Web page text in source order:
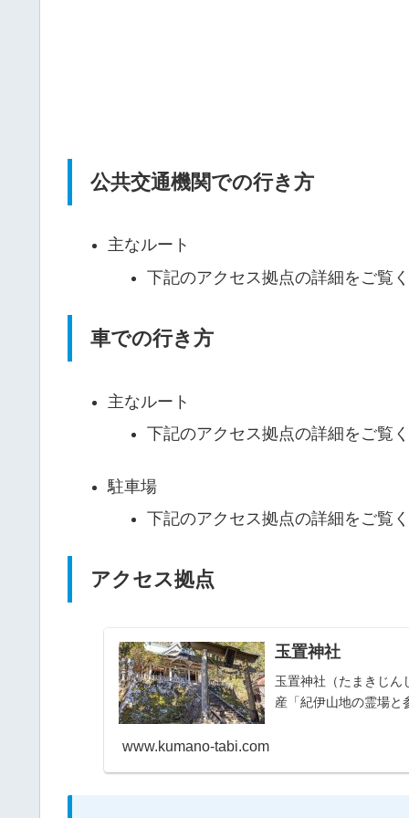
公共交通機関での行き方
主なルート
下記のアクセス拠点の詳細をご覧
車での行き方
主なルート
下記のアクセス拠点の詳細をご覧
駐車場
下記のアクセス拠点の詳細をご覧
アクセス拠点
玉置神社
玉置神社（たまきじん
産「紀伊山地の霊場と
www.kumano-tabi.com